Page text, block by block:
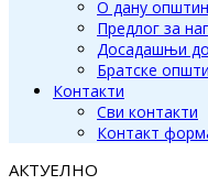
О дану
Предлог за
Досадашњи
Братске
Контакти
Сви контакти
Контакт
АКТУЕЛНО